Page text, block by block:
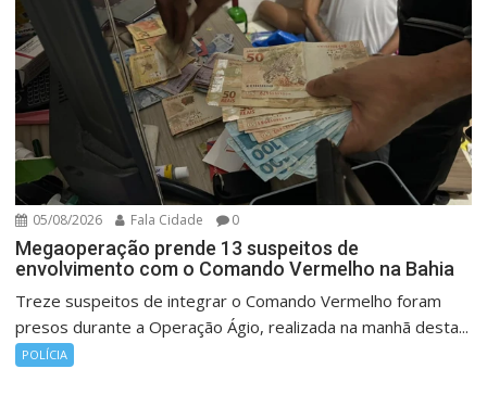
05/08/2026 Fala Cidade 0
Megaoperação prende 13 suspeitos de
envolvimento com o Comando Vermelho na Bahia
Treze suspeitos de integrar o Comando Vermelho foram
presos durante a Operação Ágio, realizada na manhã desta...
POLÍCIA